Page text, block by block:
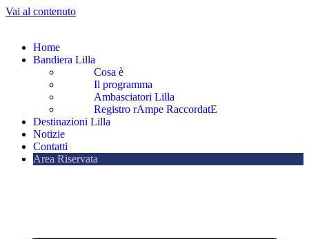
Vai al contenuto
Home
Bandiera Lilla
Cosa è
Il programma
Ambasciatori Lilla
Registro rAmpe RaccordatE
Destinazioni Lilla
Notizie
Contatti
Area Riservata